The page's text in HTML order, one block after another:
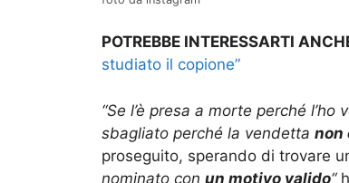
POTREBBE INTERESSARTI
studiato il copione”
“Se l’è presa a morte perché l’ho
sbagliato perché la vendetta non
proseguito, sperando di trovare
nominato con un motivo valido“